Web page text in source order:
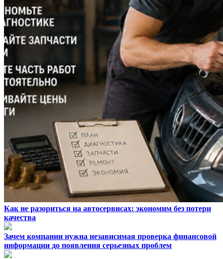
Как не разориться на автосервисах: экономим без потери
качества
Зачем компании нужна независимая проверка финансовой
информации до появления серьезных проблем